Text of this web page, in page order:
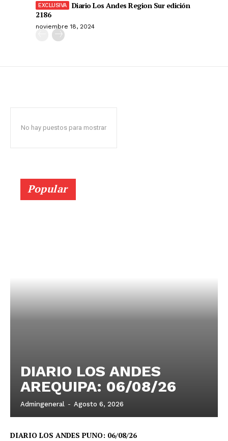
Diario Los Andes Region Sur edición
2186
noviembre 18, 2024
No hay puestos para mostrar
Popular
DIARIO LOS ANDES
AREQUIPA: 06/08/26
Admingeneral - Agosto 6, 2026
DIARIO LOS ANDES PUNO: 06/08/26